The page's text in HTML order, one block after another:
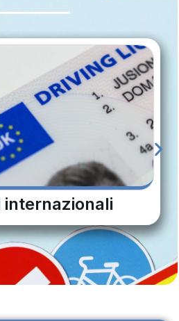
internazionali